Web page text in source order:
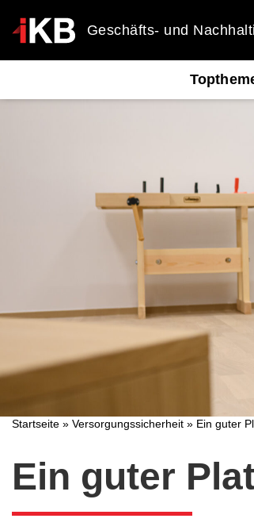
Geschäfts- und
Startseite » Versorgungssicherheit » Ein guter
Ein guter